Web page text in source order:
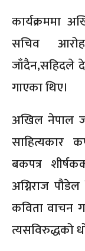
कार्यक्रममा
सचिव
जाँदैन,सहिदले
गाएका थिए।
अखिल नेपाल
साहित्यकार
बकपत्र
अग्निराज पौडेल
कविता वाचन
त्यसविरुद्धको